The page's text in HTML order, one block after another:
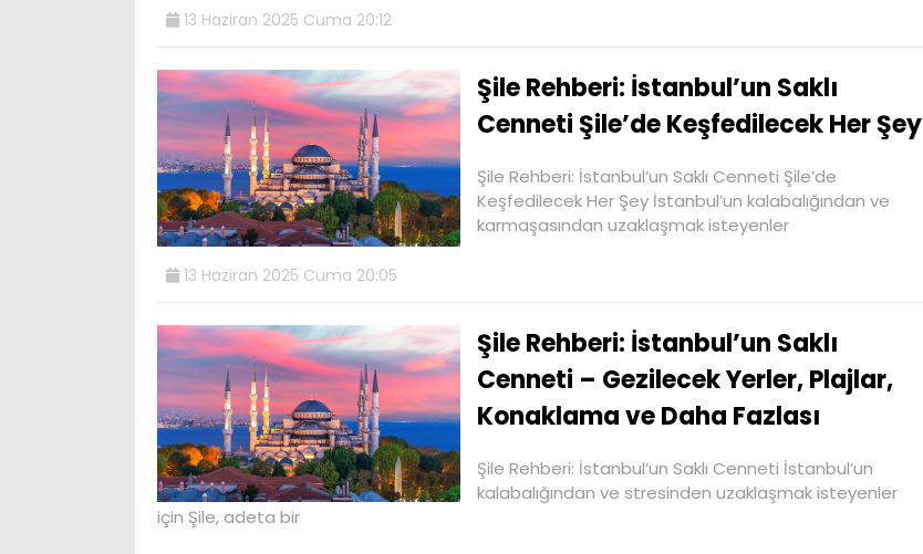
13 Haziran 2025 Cuma 20:12
Şile Rehberi: İstanbul’un Saklı
Cenneti Şile’de Keşfedilecek Her Şey
Şile Rehberi: İstanbul’un Saklı Cenneti Şile’de
Keşfedilecek Her Şey İstanbul’un kalabalığından ve
karmaşasından uzaklaşmak isteyenler
13 Haziran 2025 Cuma 20:05
Şile Rehberi: İstanbul’un Saklı
Cenneti – Gezilecek Yerler, Plajlar,
Konaklama ve Daha Fazlası
Şile Rehberi: İstanbul’un Saklı Cenneti İstanbul’un
kalabalığından ve stresinden uzaklaşmak isteyenler
için Şile, adeta bir